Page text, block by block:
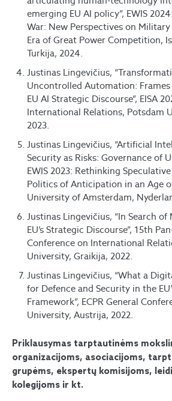
emerging EU AI policy”, EWIS
War: New Perspectives on
Era of Great Power Competition,
Turkija, 2024.
Justinas Lingevičius,
Uncontrolled Automation:
EU AI Strategic Discourse”, EISA
International Relations, Potsdam
2023.
Justinas Lingevičius, “Artificial
Security as Risks: Governance of
EWIS 2023: Rethinking
Politics of Anticipation in an Age
University of Amsterdam,
Justinas Lingevičius, “In Search
EU’s Strategic Discourse”, 15th
Conference on International
University, Graikija, 2022.
Justinas Lingevičius, “What a
for Defence and Security in the
Framework”, ECPR General
University, Austrija, 2022.
Priklausymas tarptautinėms
organizacijoms, asociacijoms,
grupėms, ekspertų komisijoms,
kolegijoms ir kt.